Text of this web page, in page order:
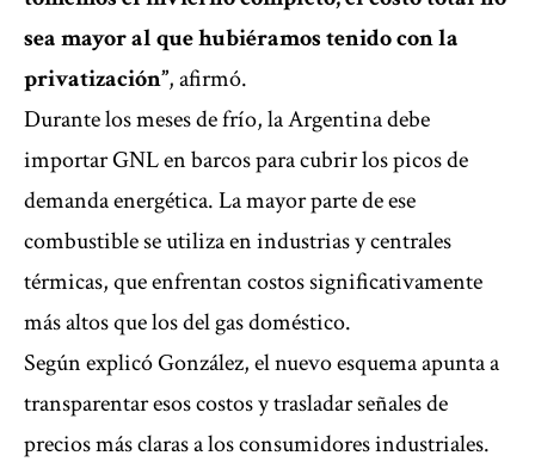
sea mayor al que hubiéramos tenido con la
privatización”, afirmó.
Durante los meses de frío, la Argentina debe
importar GNL en barcos para cubrir los picos de
demanda energética. La mayor parte de ese
combustible se utiliza en industrias y centrales
térmicas, que enfrentan costos significativamente
más altos que los del gas doméstico.
Según explicó González, el nuevo esquema apunta a
transparentar esos costos y trasladar señales de
precios más claras a los consumidores industriales.